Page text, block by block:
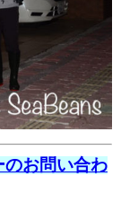
お問い合わ